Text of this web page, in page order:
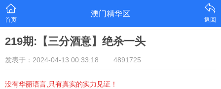
首页
澳门精华区
返回
219期:【三分酒意】绝杀一头
发表于：2024-04-13 00:33:18 4891725
没有华丽语言,只有真实的实力见证！